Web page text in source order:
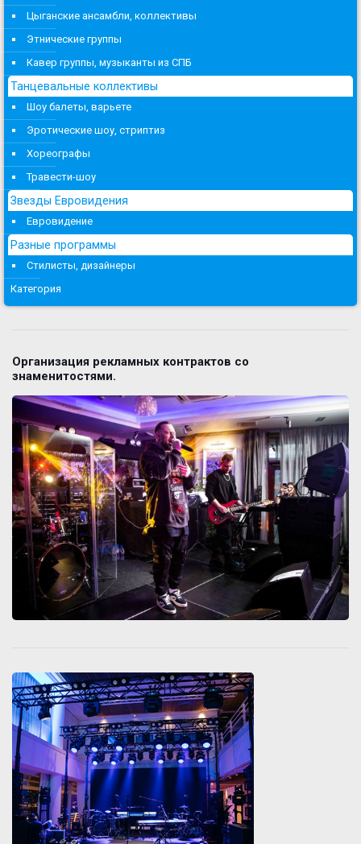
Цыганские ансамбли, коллективы
Этнические группы
Кавер группы, музыканты из СПБ
Танцевальные коллективы
Шоу балеты, варьете
Эротические шоу, стриптиз
Хореографы
Травести-шоу
Звезды Евровидения
Евровидение
Разные программы
Стилисты, дизайнеры
Категория
Организация рекламных контрактов со
знаменитостями.